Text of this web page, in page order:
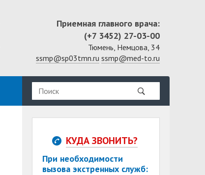
Приемная главного врача:
(+7 3452) 27-03-00
Тюмень, Немцова, 34
ssmp@sp03tmn.ru ssmp@med-to.ru
КУДА ЗВОНИТЬ?
При необходимости
вызова экстренных служб: